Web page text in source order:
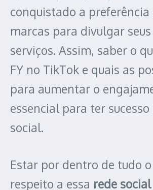
conquistado a preferência
marcas para divulgar
serviços. Assim, saber o
FY no TikTok e quais as
para aumentar o
essencial para ter
social.
Estar por dentro de tudo
respeito a essa rede social